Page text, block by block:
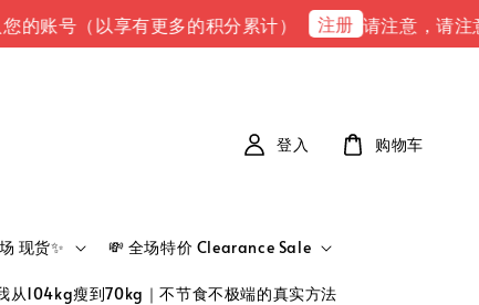
（以享有更多的积分累计） 注册 请注意，请注意 下
现货✨ 💸 全场特价 Clearance Sale
从104kg瘦到70kg｜不节食不极端的真实方法
登入 购物车